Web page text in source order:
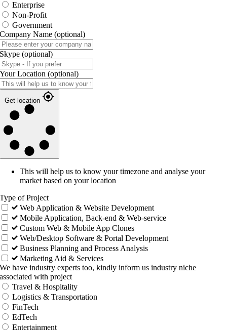
Enterprise
Non-Profit
Government
Company Name (optional)
Skype (optional)
Your Location (optional)
Get location
This will help us to know your timezone and analyse your
market based on your location
Type of Project
Web Application & Website Development
Mobile Application, Back-end & Web-service
Custom Web & Mobile App Clones
Web/Desktop Software & Portal Development
Business Planning and Process Analysis
Marketing Aid & Services
We have industry experts too, kindly inform us industry niche
associated with project
Travel & Hospitality
Logistics & Transportation
FinTech
EdTech
Entertainment